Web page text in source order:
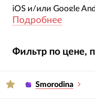
iOS и/или Google
Подробнее
Фильтр по цене,
Smorodina